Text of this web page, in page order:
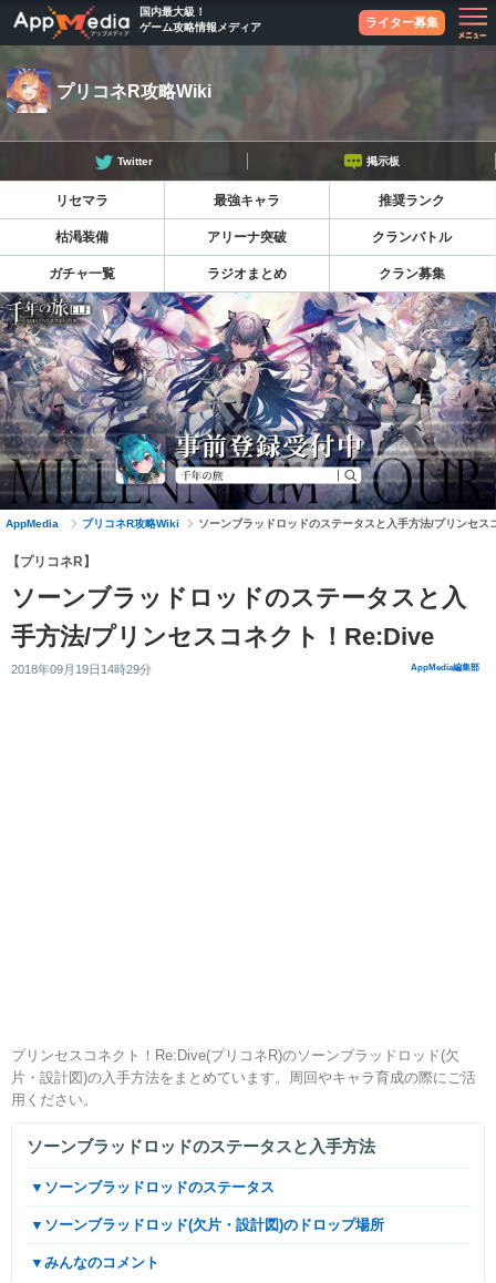
国内最大級！
ゲーム攻略情報メディア
ライター募集
Twitter 掲示板
プリコネR攻略Wiki
リセマラ 最強キャラ 推奨ランク
枯渇装備 アリーナ突破 クランバトル
ガチャ一覧 ラジオまとめ クラン募集
AppMedia プリコネR攻略Wiki ソーンブラッドロッドのステータスと入手方法/プリンセス
【プリコネR】
ソーンブラッドロッドのステータスと入
手方法/プリンセスコネクト！Re:Dive
2018年09月19日14時29分 AppMedia編集部
プリンセスコネクト！Re:Dive(プリコネR)のソーンブラッドロッド(欠
片・設計図)の入手方法をまとめています。周回やキャラ育成の際にご活
用ください。
ソーンブラッドロッドのステータスと入手方法
▼ソーンブラッドロッドのステータス
▼ソーンブラッドロッド(欠片・設計図)のドロップ場所
▼みんなのコメント